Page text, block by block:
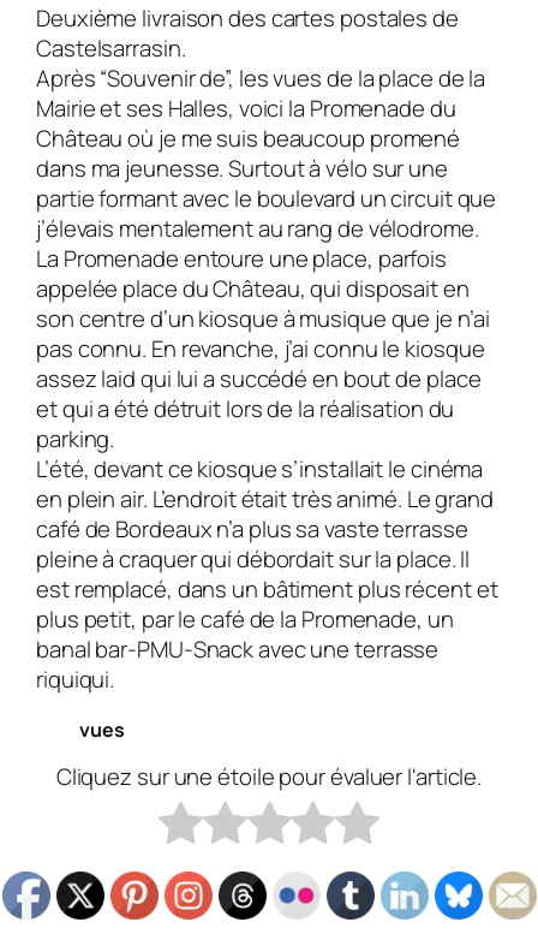
Deuxième livraison des cartes postales de
Castelsarrasin.
Après “Souvenir de”, les vues de la place de la
Mairie et ses Halles, voici la Prome­nade du
Château où je me suis beaucoup promené
dans ma jeunesse. Surtout à vélo sur une
partie formant avec le boulevard un circuit que
j’élevais mentalement au rang de vélodrome.
La Promenade entoure une place, parfois
appelée place du Château, qui disposait en
son centre d’un kiosque à musique que je n’ai
pas connu. En revanche, j’ai connu le kiosque
assez laid qui lui a succédé en bout de place
et qui a été détruit lors de la réalisation du
parking.
L’été, devant ce kiosque s’installait le ciné­ma
en plein air. L’endroit était très animé. Le grand
café de Bordeaux n’a plus sa vas­te terrasse
pleine à craquer qui débordait sur la place. Il
est remplacé, dans un bâti­ment plus récent et
plus petit, par le café de la Promenade, un
banal bar-PMU-Snack avec une terrasse
riquiqui.
vues
Cliquez sur une étoile pour évaluer l'article.